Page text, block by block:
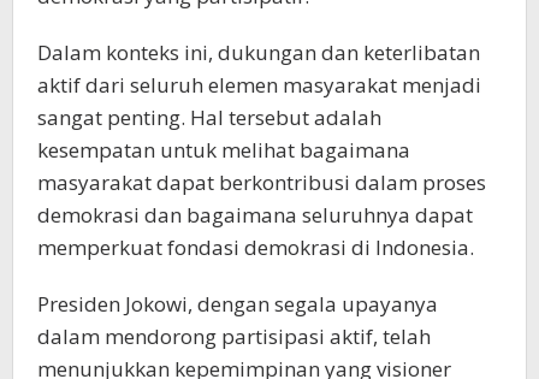
Dalam konteks ini, dukungan dan keterlibatan
aktif dari seluruh elemen masyarakat menjadi
sangat penting. Hal tersebut adalah
kesempatan untuk melihat bagaimana
masyarakat dapat berkontribusi dalam proses
demokrasi dan bagaimana seluruhnya dapat
memperkuat fondasi demokrasi di Indonesia.
Presiden Jokowi, dengan segala upayanya
dalam mendorong partisipasi aktif, telah
menunjukkan kepemimpinan yang visioner